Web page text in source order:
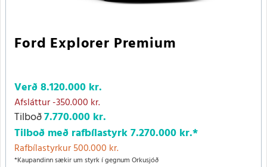
Ford Explorer Premium
Verð8.120.000 kr.
Afsláttur-350.000 kr.
Tilboð7.770.000 kr.
Tilboð með rafbílastyrk7.270.000 kr.*
Rafbílastyrkur 500.000 kr.
*Kaupandinn sækir um styrk í gegnum Orkusjóð